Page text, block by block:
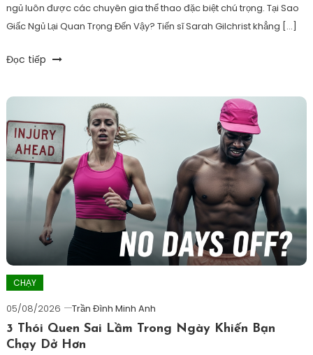
ngủ luôn được các chuyên gia thể thao đặc biệt chú trọng. Tại Sao
Giấc Ngủ Lại Quan Trọng Đến Vậy? Tiến sĩ Sarah Gilchrist khẳng […]
Tagged
cần
ngủ
nhiều
không,
tour
thế
nào,
có
tốt
cho
Đọc tiếp
CHẠY
05/08/2026
Trần Đình Minh Anh
3 Thói Quen Sai Lầm Trong Ngày Khiến Bạn
Chạy Dở Hơn